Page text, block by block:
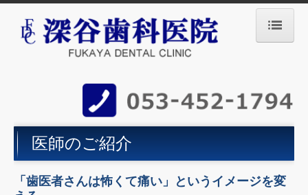
料金表と医療費控除
お問い合わせ
医師のご紹介
「歯医者さんは怖くて痛い」というイメージを変